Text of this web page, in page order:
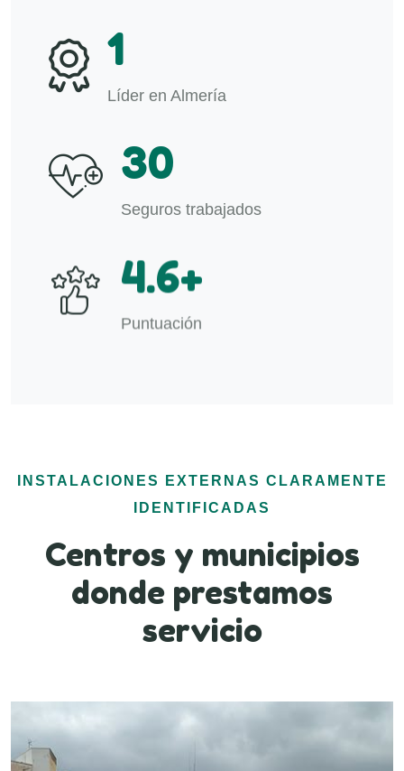
1
Líder en Almería
30
Seguros trabajados
4.6+
Puntuación
INSTALACIONES EXTERNAS CLARAMENTE
IDENTIFICADAS
Centros y municipios
donde prestamos
servicio